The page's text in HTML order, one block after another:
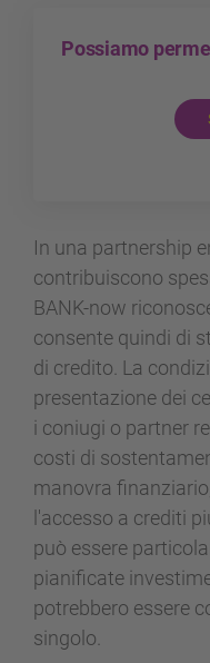
Possiamo
In una partnership
contribuiscono
BANK-now
consente quindi di
di credito. La
presentazione dei
i coniugi o partner
costi di
manovra
l'accesso a crediti
può essere
pianificate
potrebbero essere
singolo.